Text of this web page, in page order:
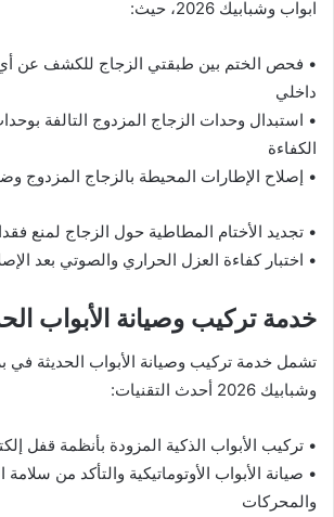
ابواب وشبابيك 2026، حيث:
• فحص الختم بين طبقتي الزجاج للكشف عن
داخلي
• استبدال وحدات الزجاج المزدوج التالفة
الكفاءة
• إصلاح الإطارات المحيطة بالزجاج المزدوج
• تجديد الأختام المطاطية حول الزجاج لمنع
• اختبار كفاءة العزل الحراري والصوتي بعد
خدمة تركيب وصيانة الأبواب
تشمل خدمة تركيب وصيانة الأبواب الحديثة في
وشبابيك 2026 أحدث التقنيات:
• تركيب الأبواب الذكية المزودة بأنظمة قفل
• صيانة الأبواب الأوتوماتيكية والتأكد من
والمحركات